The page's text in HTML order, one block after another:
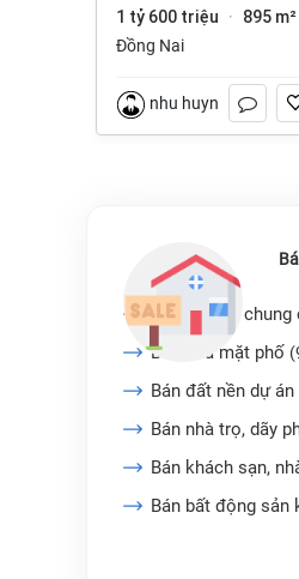
CẨM MỸ, ĐỒNG NAI.
1 tỷ 600 triệu · 895 m²
Đồng Nai
nhu huynh
Bán căn hộ chung
Bán nhà mặt phố
Bán đất nền dự án
Bán nhà trọ, dãy
Bán khách sạn,
Bán bất động sản